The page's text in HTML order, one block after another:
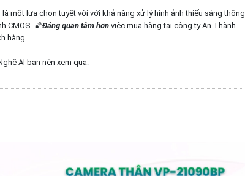
là một lựa chọn tuyệt vời với khả năng xử lý hình ảnh thiếu sáng thông
CMOS. 🌠Đáng quan tâm hơn việc mua hàng tại công ty An Thành
hàng.
AI bạn nên xem qua: